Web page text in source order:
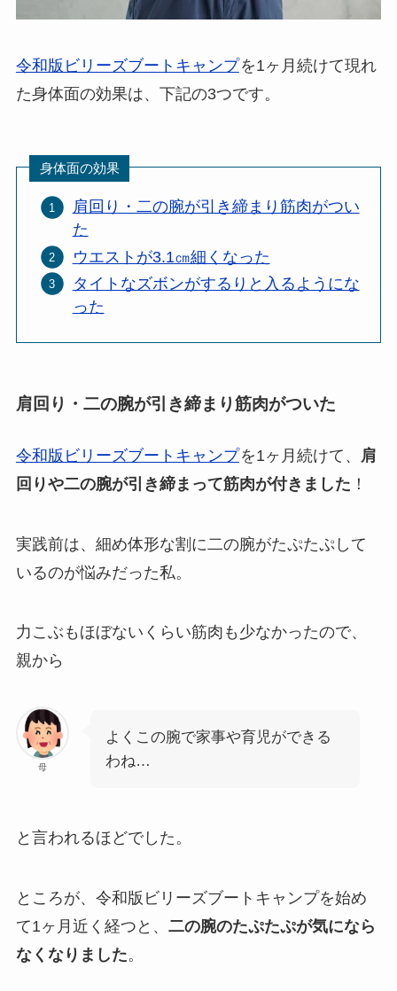
令和版ビリーズブートキャンプを1ヶ月続けて現れ
た身体面の効果は、下記の3つです。
身体面の効果
肩回り・二の腕が引き締まり筋肉がつい
た
ウエストが3.1㎝細くなった
タイトなズボンがするりと入るようにな
った
肩回り・二の腕が引き締まり筋肉がついた
令和版ビリーズブートキャンプを1ヶ月続けて、
肩
回りや二の腕が引き締まって筋肉が付きました ！
実践前は、細め体形な割に二の腕がたぷたぷして
いるのが悩みだった私。
力こぶもほぼないくらい筋肉も少なかったので、
親から
母
よくこの腕で家事や育児ができる
わね…
と言われるほどでした。
ところが、令和版ビリーズブートキャンプを始め
て1ヶ月近く経つと、 二の腕のたぷたぷが気になら
なくなりました。